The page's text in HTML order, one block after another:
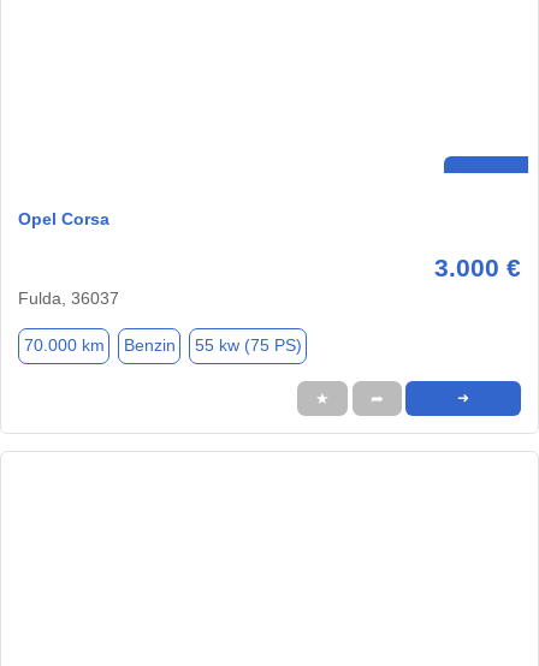
Opel Corsa
3.000 €
Fulda, 36037
70.000 km Benzin 55 kw (75 PS)
★ ➦ ➜